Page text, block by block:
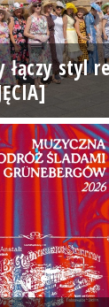
łączy styl